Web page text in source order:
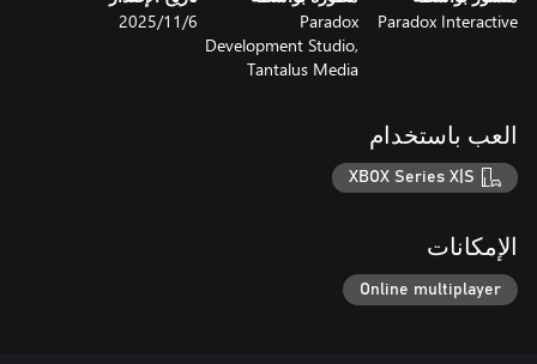
Paradox Interactive
Paradox
Development Studio,
Tantalus Media
6‏/11‏/2025
العب باستخدام
XBOX Series X|S
الإمكانات
Online multiplayer